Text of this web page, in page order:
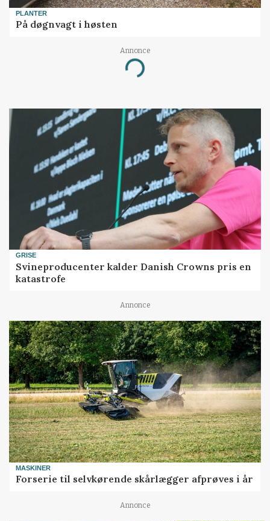
PLANTER
På døgnvagt i høsten
Annonce
Loading...
GRISE
Svineproducenter kalder Danish Crowns pris en
katastrofe
Annonce
MASKINER
Forserie til selvkørende skårlægger afprøves i år
Annonce